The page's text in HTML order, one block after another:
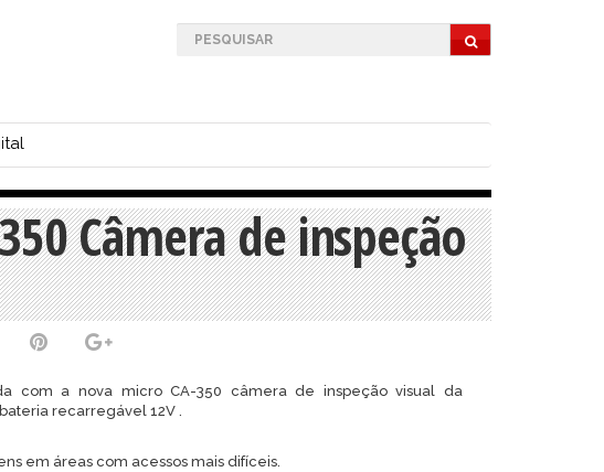
Câmera de inspeção
com a nova micro CA-350 câmera de inspeção visual da
recarregável 12V .
em áreas com acessos mais difíceis.